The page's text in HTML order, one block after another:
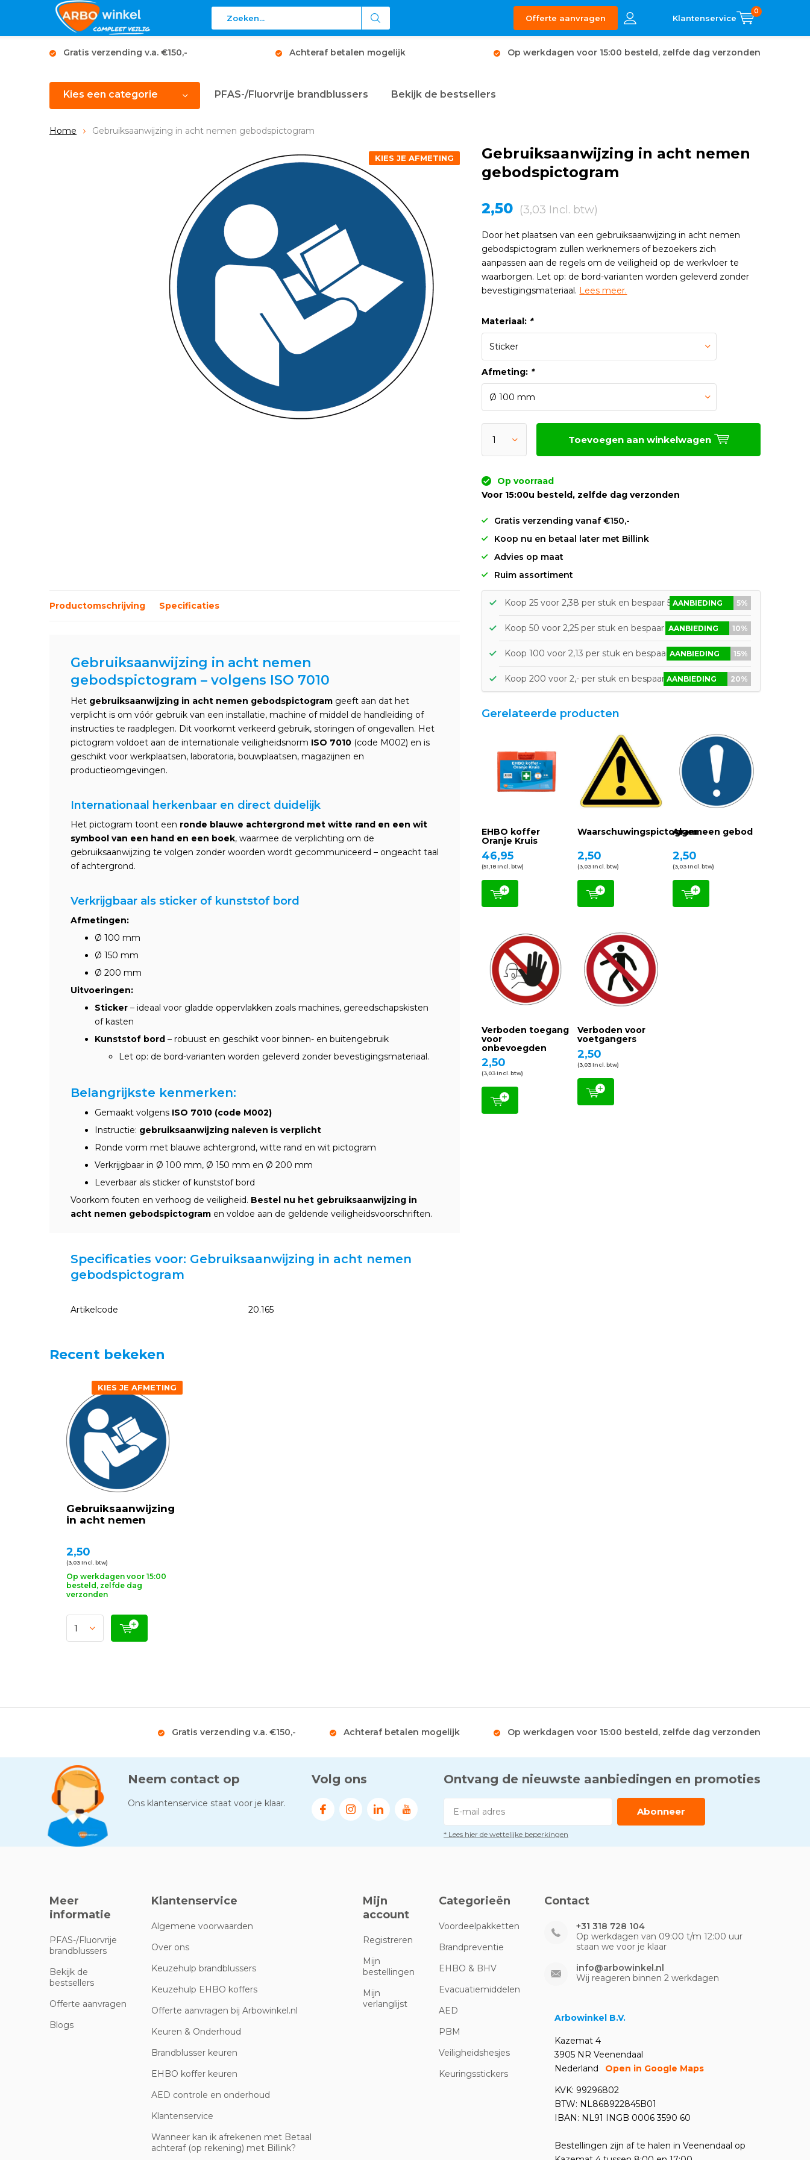
Offerte aanvragen
0
Gratis verzending v.a. €150,- Achteraf betalen mogelijk Op werkdagen voor 15:00 besteld, zelfde dag verzonden
Kies een categorie PFAS-/Fluorvrije brandblussers Bekijk de bestsellers
Home Gebruiksaanwijzing in acht nemen gebodspictogram
KIES JE AFMETING
Gebruiksaanwijzing in acht nemen
gebodspictogram
2,50 (3,03 Incl. btw)
Door het plaatsen van een gebruiksaanwijzing in acht nemen
gebodspictogram zullen werknemers of bezoekers zich
aanpassen aan de regels om de veiligheid op de werkvloer te
waarborgen. Let op: de bord-varianten worden geleverd zonder
bevestigingsmateriaal. Lees meer.
Materiaal: *
Afmeting: *
Toevoegen aan winkelwagen
Op voorraad
Voor 15:00u besteld, zelfde dag verzonden
Gratis verzending vanaf €150,-
Koop nu en betaal later met Billink
Advies op maat
Ruim assortiment
Productomschrijving Specificaties
Gebruiksaanwijzing in acht nemen
gebodspictogram – volgens ISO 7010
Het gebruiksaanwijzing in acht nemen gebodspictogram geeft aan dat het
verplicht is om vóór gebruik van een installatie, machine of middel de handleiding of
instructies te raadplegen. Dit voorkomt verkeerd gebruik, storingen of ongevallen. Het
pictogram voldoet aan de internationale veiligheidsnorm ISO 7010 (code M002) en is
geschikt voor werkplaatsen, laboratoria, bouwplaatsen, magazijnen en
productieomgevingen.
Internationaal herkenbaar en direct duidelijk
Het pictogram toont een ronde blauwe achtergrond met witte rand en een wit
symbool van een hand en een boek, waarmee de verplichting om de
gebruiksaanwijzing te volgen zonder woorden wordt gecommuniceerd – ongeacht taal
of achtergrond.
Verkrijgbaar als sticker of kunststof bord
Afmetingen:
Ø 100 mm
Ø 150 mm
Ø 200 mm
Uitvoeringen:
Sticker – ideaal voor gladde oppervlakken zoals machines, gereedschapskisten
of kasten
Kunststof bord – robuust en geschikt voor binnen- en buitengebruik
Let op: de bord-varianten worden geleverd zonder bevestigingsmateriaal.
Belangrijkste kenmerken:
Gemaakt volgens ISO 7010 (code M002)
Instructie: gebruiksaanwijzing naleven is verplicht
Ronde vorm met blauwe achtergrond, witte rand en wit pictogram
Verkrijgbaar in Ø 100 mm, Ø 150 mm en Ø 200 mm
Leverbaar als sticker of kunststof bord
Voorkom fouten en verhoog de veiligheid. Bestel nu het gebruiksaanwijzing in
acht nemen gebodspictogram en voldoe aan de geldende veiligheidsvoorschriften.
Specificaties voor: Gebruiksaanwijzing in acht nemen
gebodspictogram
Artikelcode 20.165
Koop 25 voor 2,38 per stuk en bespaar 5%AANBIEDING 5%
Koop 50 voor 2,25 per stuk en bespaar 10%AANBIEDING 10%
Koop 100 voor 2,13 per stuk en bespaar 15%AANBIEDING 15%
Koop 200 voor 2,- per stuk en bespaar 20%AANBIEDING 20%
Gerelateerde producten
EHBO koffer
Oranje Kruis
46,95
(51,18 Incl. btw)
Waarschuwingspictogram
2,50
(3,03 Incl. btw)
Algemeen gebod
2,50
(3,03 Incl. btw)
Verboden toegang
voor
onbevoegden
2,50
(3,03 Incl. btw)
Verboden voor
voetgangers
2,50
(3,03 Incl. btw)
Recent bekeken
Gebruiksaanwijzing
in acht nemen
KIES JE AFMETING
2,50
(3,03 Incl. btw)
Op werkdagen voor 15:00
besteld, zelfde dag
verzonden
Gratis verzending v.a. €150,- Achteraf betalen mogelijk Op werkdagen voor 15:00 besteld, zelfde dag verzonden
Neem contact op
Ons klantenservice staat voor je klaar.
Volg ons Ontvang de nieuwste aanbiedingen en promoties
Abonneer
* Lees hier de wettelijke beperkingen
Meer
informatie
PFAS-/Fluorvrije
brandblussers
Bekijk de
bestsellers
Offerte aanvragen
Blogs
Klantenservice
Algemene voorwaarden
Over ons
Keuzehulp brandblussers
Keuzehulp EHBO koffers
Offerte aanvragen bij Arbowinkel.nl
Keuren & Onderhoud
Brandblusser keuren
EHBO koffer keuren
AED controle en onderhoud
Klantenservice
Wanneer kan ik afrekenen met Betaal
achteraf (op rekening) met Billink?
Mijn
account
Registreren
Mijn
bestellingen
Mijn
verlanglijst
Categorieën
Voordeelpakketten
Brandpreventie
EHBO & BHV
Evacuatiemiddelen
AED
PBM
Veiligheidshesjes
Keuringsstickers
Contact
+31 318 728 104
Op werkdagen van 09:00 t/m 12:00 uur
staan we voor je klaar
info@arbowinkel.nl
Wij reageren binnen 2 werkdagen
Arbowinkel B.V.
Kazemat 4
3905 NR Veenendaal
Nederland
Open in Google Maps
KVK: 99296802
BTW: NL868922845B01
IBAN: NL91 INGB 0006 3590 60
Bestellingen zijn af te halen in Veenendaal op